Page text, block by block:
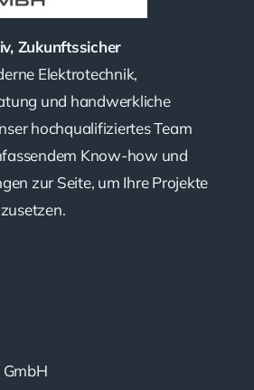
Zukunftssicher
Elektrotechnik,
und handwerkliche
hochqualifiziertes Team
Know-how und
zur Seite, um Ihre Projekte